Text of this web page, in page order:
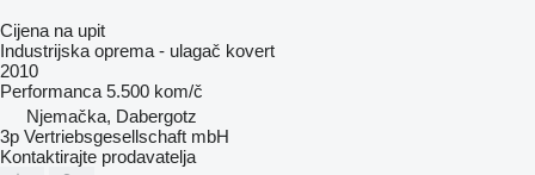
Cijena na upit
Industrijska oprema - ulagač kovert
2010
Performanca 5.500 kom/č
Njemačka, Dabergotz
3p Vertriebsgesellschaft mbH
Kontaktirajte prodavatelja